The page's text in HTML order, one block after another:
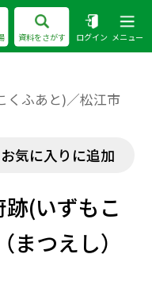
資料をさがす ログイン メニュー
くふあと)／松江市
お気に入りに追加
跡(いずもこ
つえし）